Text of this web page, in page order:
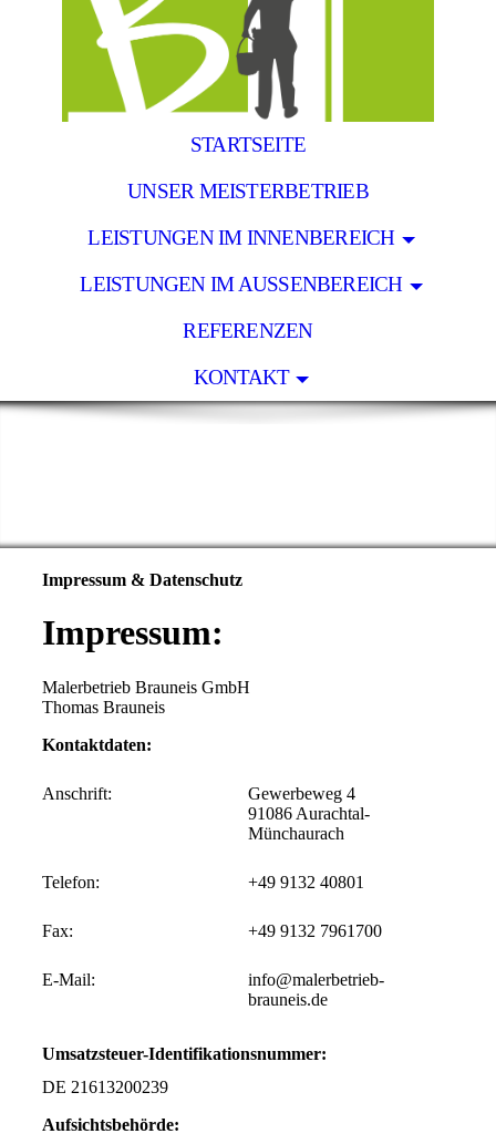
STARTSEITE
UNSER MEISTERBETRIEB
LEISTUNGEN IM INNENBEREICH
LEISTUNGEN IM AUSSENBEREICH
REFERENZEN
KONTAKT
Impressum & Datenschutz
Impressum:
Malerbetrieb Brauneis GmbH
Thomas Brauneis
Kontaktdaten:
Anschrift:
Gewerbeweg 4
91086 Aurachtal-
Münchaurach
Telefon: +49 9132 40801
Fax: +49 9132 7961700
E-Mail:
info@malerbetrieb-
brauneis.de
Umsatzsteuer-Identifikationsnummer:
DE 21613200239
Aufsichtsbehörde: